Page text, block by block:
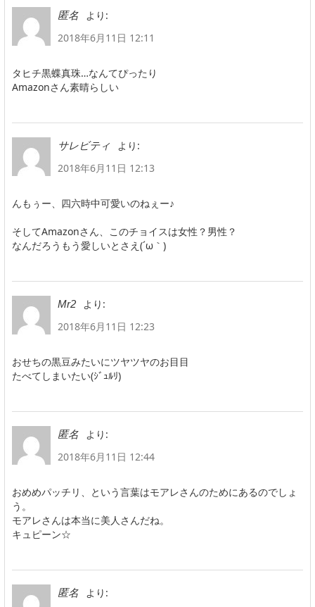
匿名
より:
2018年6月11日 12:11
タヒチ黒蝶真珠…なんてぴったり
Amazonさん素晴らしい
サレビティ
より:
2018年6月11日 12:13
んもぅー、四六時中可愛いのねぇー♪
そしてAmazonさん、このチョイスは女性？男性？
なんだろうもう愛しいとさえ(´ω｀)
Mr2
より:
2018年6月11日 12:23
おせちの黒豆みたいにツヤツヤのお目目
たべてしまいたい(ｼﾞｭﾙﾘ)
匿名
より:
2018年6月11日 12:44
おめめパッチリ、という言葉はモアレさんのためにあるのでしょ
う。
モアレさんは本当に美人さんだね。
キュピーン☆
匿名
より: